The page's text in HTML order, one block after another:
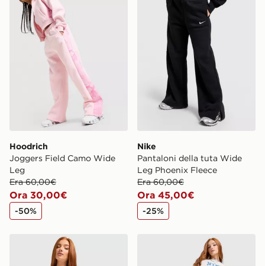
Hoodrich
Joggers Field Camo Wide
Leg
Era 60,00€
Ora 30,00€
-50%
Nike
Pantaloni della tuta Wide
Leg Phoenix Fleece
Era 60,00€
Ora 45,00€
-25%
New Balance Pantaloni della tuta Wide Leg Pipe
Nike Joggers Wide Leg